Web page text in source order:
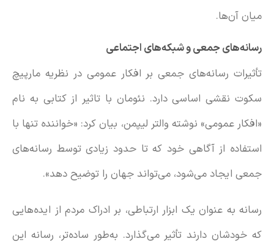
میان آن‌ها.
رسانه‌های جمعی و شبکه‌های اجتماعی
تأثیرات رسانه‌های جمعی بر افکار عمومی در نظریه مارپیچ
سکوت نقشی اساسی دارد. نئومان با تاثیر از کتابی به نام
«افکار عمومی» نوشته والتر لیپمن، بیان کرد: «خواننده تنها با
استفاده از آگاهی خود که تا حدود زیادی توسط رسانه‌های
جمعی ایجاد می‌شود، می‌تواند جهان را توضیح دهد».
رسانه‌ به عنوان یک ابزار ارتباطی، بر ادراک مردم از ایده‌هایی
که خودشان دارند تأثیر می‌گذارد. به‌طور ساده‌تر، رسانه این